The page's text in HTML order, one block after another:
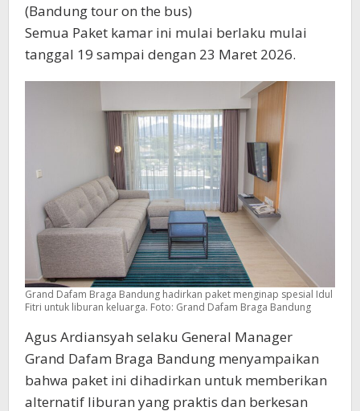
(Bandung tour on the bus)
Semua Paket kamar ini mulai berlaku mulai
tanggal 19 sampai dengan 23 Maret 2026.
Grand Dafam Braga Bandung hadirkan paket menginap spesial Idul
Fitri untuk liburan keluarga. Foto: Grand Dafam Braga Bandung
Agus Ardiansyah selaku General Manager
Grand Dafam Braga Bandung menyampaikan
bahwa paket ini dihadirkan untuk memberikan
alternatif liburan yang praktis dan berkesan